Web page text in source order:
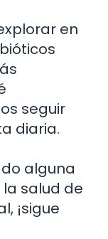
en
seguir
diaria.
alguna
salud de
¡sigue